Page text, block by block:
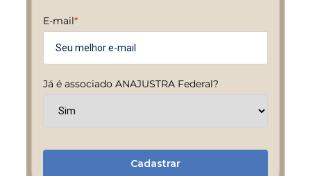
E-mail*
Já é associado ANAJUSTRA Federal?
Cadastrar